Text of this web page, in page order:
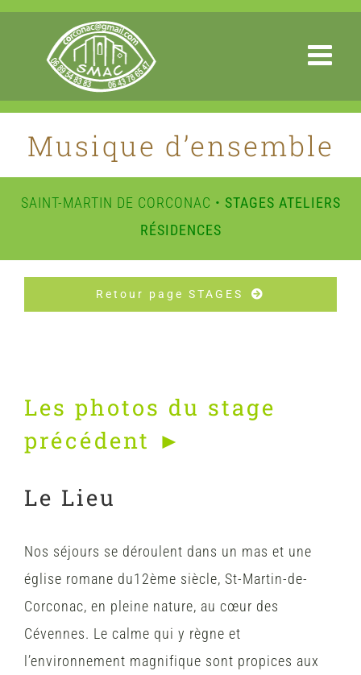
Passer
contenu
Musique d’ensemble
SAINT-MARTIN DE CORCONAC • STAGES ATELIERS
RÉSIDENCES
Retour page STAGES
Les photos du stage
précédent ►
Le Lieu
Nos séjours se déroulent dans un mas et une
église romane du12ème siècle, St-Martin-de-
Corconac, en pleine nature, au cœur des
Cévennes. Le calme qui y règne et
l’environnement magnifique sont propices aux